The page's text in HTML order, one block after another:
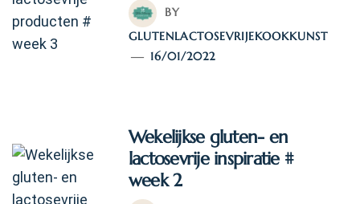
BY
GLUTENLACTOSEVRIJEKOOKKUNST
16/01/2022
Wekelijkse gluten- en
lactosevrije inspiratie #
week 2